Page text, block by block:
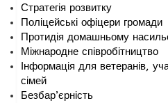
Стратегія розвитку
Поліцейські офіцери громади
Протидія домашньому
Міжнародне співробітництво
Інформація для ветеранів,
сімей
Безбар’єрність